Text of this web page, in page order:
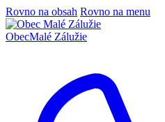
Rovno na obsah Rovno na menu
ObecMalé Zálužie